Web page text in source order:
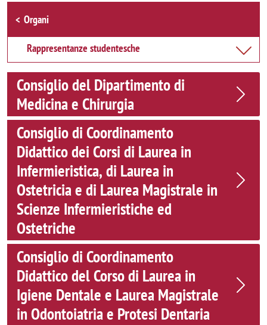
Browse the section
Organi
Rappresentanze studentesche
Consiglio del Dipartimento di
Medicina e Chirurgia
Consiglio di Coordinamento
Didattico dei Corsi di Laurea in
Infermieristica, di Laurea in
Ostetricia e di Laurea Magistrale in
Scienze Infermieristiche ed
Ostetriche
Consiglio di Coordinamento
Didattico del Corso di Laurea in
Igiene Dentale e Laurea Magistrale
in Odontoiatria e Protesi Dentaria